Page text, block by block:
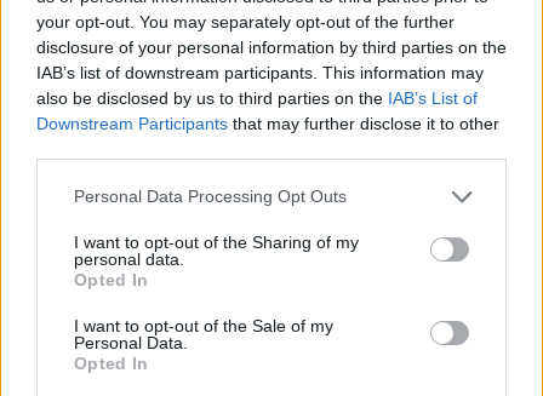
your opt-out. You may separately opt-out of the further
disclosure of your personal information by third parties on the
IAB’s list of downstream participants. This information may
also be disclosed by us to third parties on the IAB’s List of
Downstream Participants that may further disclose it to other
Personal Data Processing Opt Outs
I want to opt-out of the Sharing of my
personal data.
Opted In
I want to opt-out of the Sale of my
Personal Data.
Opted In